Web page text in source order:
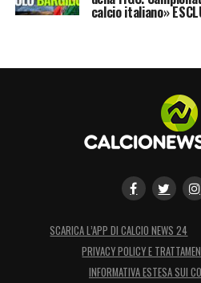
calcio italiano»
SCARICA L’APP DI CALCIO NEWS 24
PRIVACY POLICY E
INFORMATIVA ESTESA SUI